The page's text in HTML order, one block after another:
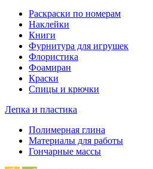
Раскраски по номерам
Наклейки
Книги
Фурнитура для игрушек
Флористика
Фоамиран
Краски
Спицы и крючки
Лепка и пластика
Полимерная глина
Материалы для работы
Гончарные массы